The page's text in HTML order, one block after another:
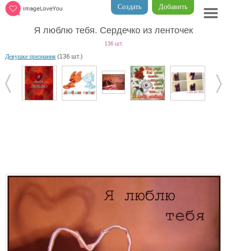
Добавить
Создать
Я люблю тебя. Сердечко из ленточек
136 шт.
Девушке признания (136 шт.)